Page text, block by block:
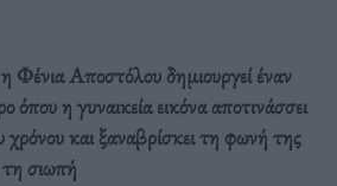
Αποστόλου δημιουργεί έναν
όπου η γυναικεία εικόνα αποτινάσσει
χρόνου και ξαναβρίσκει τη φωνή της
σιωπή